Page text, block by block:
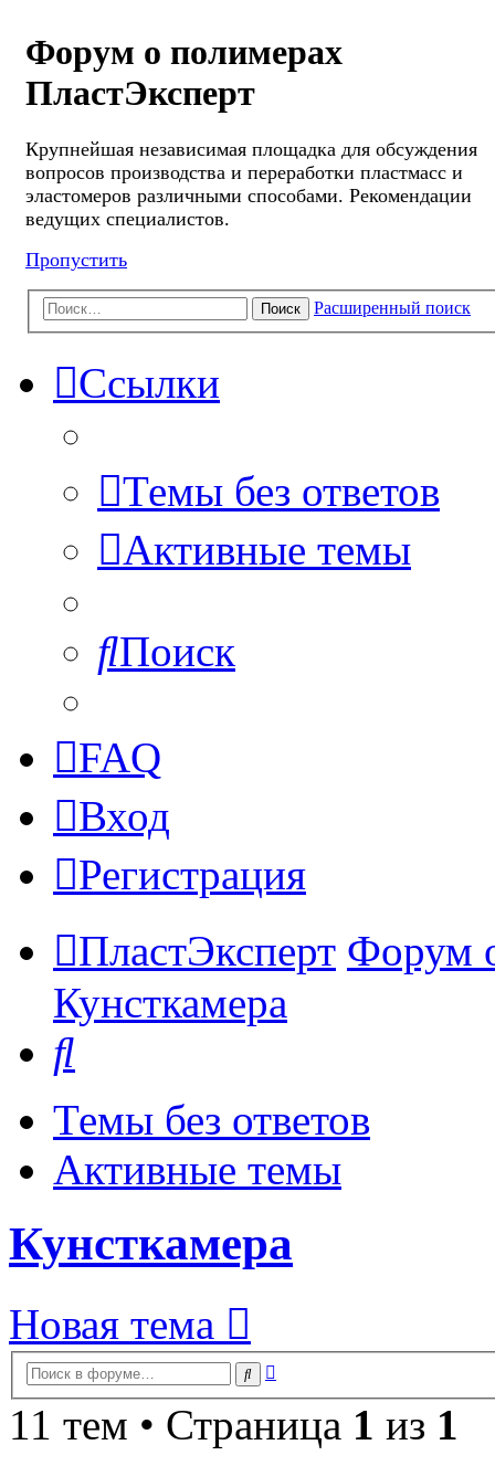
Форум о полимерах
ПластЭксперт
Крупнейшая независимая площадка для обсуждения
вопросов производства и переработки пластмасс и
эластомеров различными способами. Рекомендации
ведущих специалистов.
Пропустить
Поиск Расширенный поиск
Ссылки
Темы без ответов
Активные темы
Поиск
FAQ
Вход
Регистрация
ПластЭксперт Форум
Кунсткамера
Темы без ответов
Активные темы
Кунсткамера
Новая тема
Поиск
11 тем • Страница 1 из 1